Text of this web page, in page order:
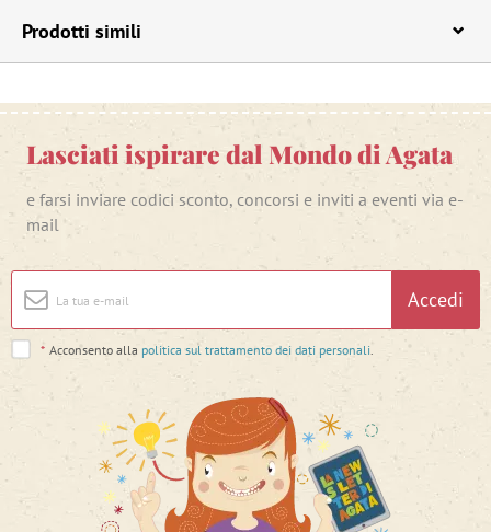
Prodotti simili
Lasciati ispirare dal Mondo di Agata
e farsi inviare codici sconto, concorsi e inviti a eventi via e-
mail
Accedi
* Acconsento alla politica sul trattamento dei dati personali.